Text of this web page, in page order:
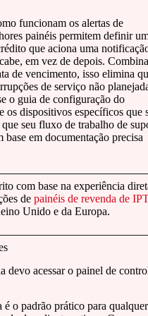
funcionam os alertas de
painéis permitem definir
que aciona uma
em vez de depois.
de vencimento, isso elimina
de serviço não
o guia de configuração do
os dispositivos específicos que
seu fluxo de trabalho de
base em documentação precisa
com base na experiência
de painéis de revenda de
Unido e da Europa.
devo acessar o painel de
o padrão prático para qualquer